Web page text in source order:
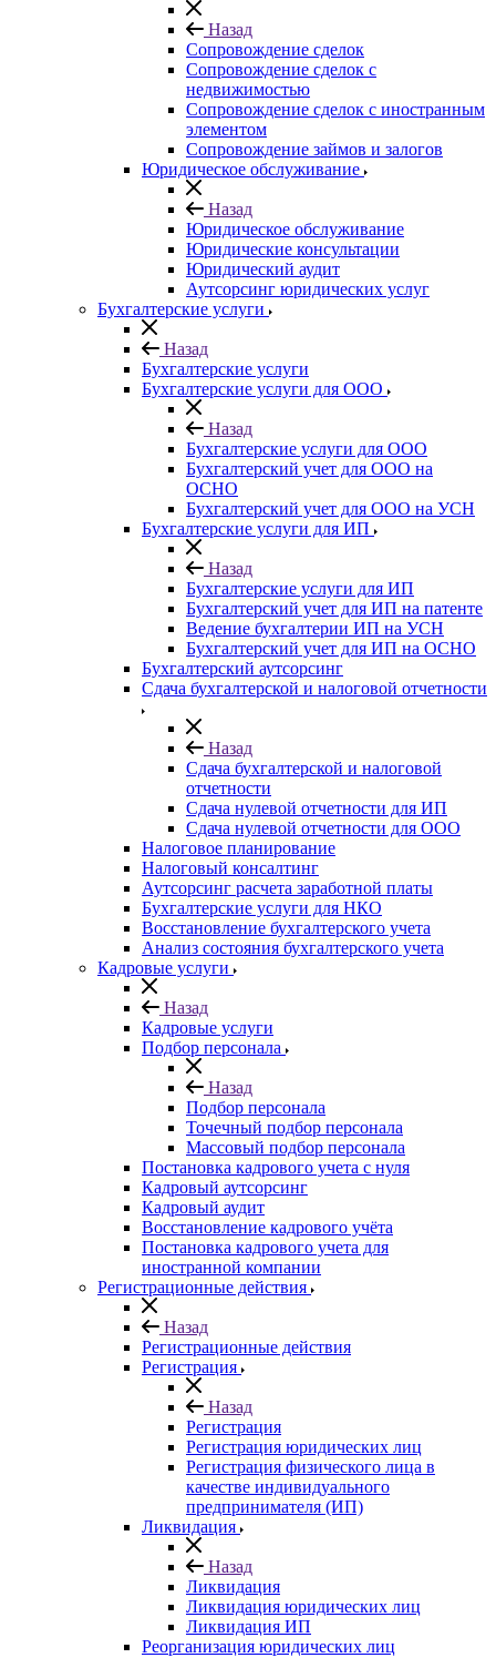
Назад
Сопровождение сделок
Сопровождение сделок с
недвижимостью
Сопровождение сделок с иностранным
элементом
Сопровождение займов и залогов
Юридическое обслуживание
Назад
Юридическое обслуживание
Юридические консультации
Юридический аудит
Аутсорсинг юридических услуг
Бухгалтерские услуги
Назад
Бухгалтерские услуги
Бухгалтерские услуги для ООО
Назад
Бухгалтерские услуги для ООО
Бухгалтерский учет для ООО на
ОСНО
Бухгалтерский учет для OOO на УСН
Бухгалтерские услуги для ИП
Назад
Бухгалтерские услуги для ИП
Бухгалтерский учет для ИП на патенте
Ведение бухгалтерии ИП на УСН
Бухгалтерский учет для ИП на ОСНО
Бухгалтерский аутсорсинг
Сдача бухгалтерской и налоговой отчетности
Назад
Сдача бухгалтерской и налоговой
отчетности
Сдача нулевой отчетности для ИП
Сдача нулевой отчетности для ООО
Налоговое планирование
Налоговый консалтинг
Аутсорсинг расчета заработной платы
Бухгалтерские услуги для НКО
Восстановление бухгалтерского учета
Анализ состояния бухгалтерского учета
Кадровые услуги
Назад
Кадровые услуги
Подбор персонала
Назад
Подбор персонала
Точечный подбор персонала
Массовый подбор персонала
Постановка кадрового учета с нуля
Кадровый аутсорсинг
Кадровый аудит
Восстановление кадрового учёта
Постановка кадрового учета для
иностранной компании
Регистрационные действия
Назад
Регистрационные действия
Регистрация
Назад
Регистрация
Регистрация юридических лиц
Регистрация физического лица в
качестве индивидуального
предпринимателя (ИП)
Ликвидация
Назад
Ликвидация
Ликвидация юридических лиц
Ликвидация ИП
Реорганизация юридических лиц